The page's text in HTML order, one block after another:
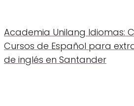
Academia Unilang Idiomas:
Cursos de Español para
de inglés en Santander